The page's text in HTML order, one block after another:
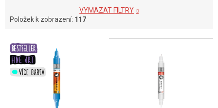
VYMAZAT FILTRY
Položek k zobrazení: 117
V
p